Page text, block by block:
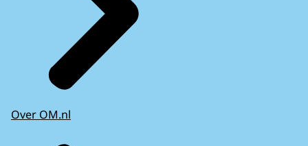
Over OM.nl